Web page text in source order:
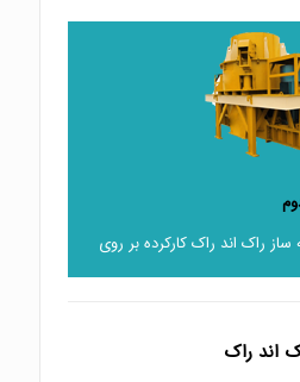
راک اند راک کارکرده بر روی
اند راک